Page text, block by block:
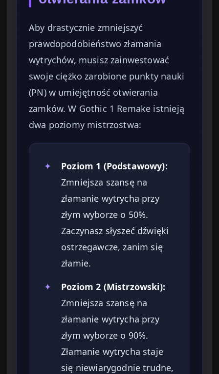
Aby drastycznie zmniejszyć
prawdopodobieństwo złamania
wytrychów, musisz zainwestować
swoje ciężko zarobione punkty nauki
(PN) w umiejętność otwierania
zamków. W Gothic 1 Remake istnieją
dwa poziomy mistrzostwa:
✦
Poziom 1 (Podstawowy):
Zmniejsza szansę na
złamanie wytrycha przy
złym wyborze o 50%.
Zaczynasz słyszeć dźwięki
ostrzegawcze, zanim się
złamie.
✦
Poziom 2 (Mistrzowski):
Zmniejsza szansę na
złamanie wytrycha przy
złym wyborze o 90%.
Złamanie wytrycha staje
się niewiarygodnie trudne,